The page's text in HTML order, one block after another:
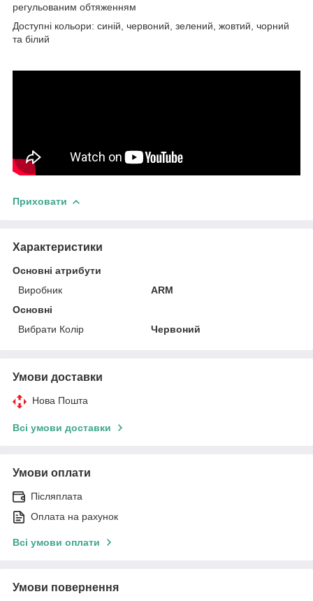
регульованим обтяженням
Доступні кольори: синій, червоний, зелений, жовтий, чорний
та білий
Приховати
Характеристики
Основні атрибути
Виробник
ARM
Основні
Вибрати Колір
Червоний
Умови доставки
Нова Пошта
Всі умови доставки
Умови оплати
Післяплата
Оплата на рахунок
Всі умови оплати
Умови повернення